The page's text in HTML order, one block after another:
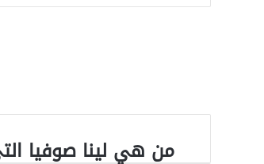
من
من هي لينا صوفيا